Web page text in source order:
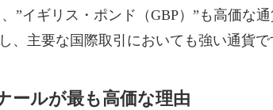
”イギリス・ポンド（GBP）”も高価な
、主要な国際取引においても強い通貨で
ールが最も高価な理由